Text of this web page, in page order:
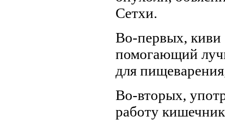
Сетхи.
Во-первых, киви
помогающий
для
Во-вторых,
работу